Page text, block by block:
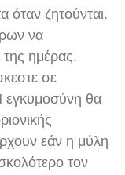
όταν ζητούνται.
να
ημέρας.
σε
εγκυμοσύνη θα
εάν η μύλη
τον